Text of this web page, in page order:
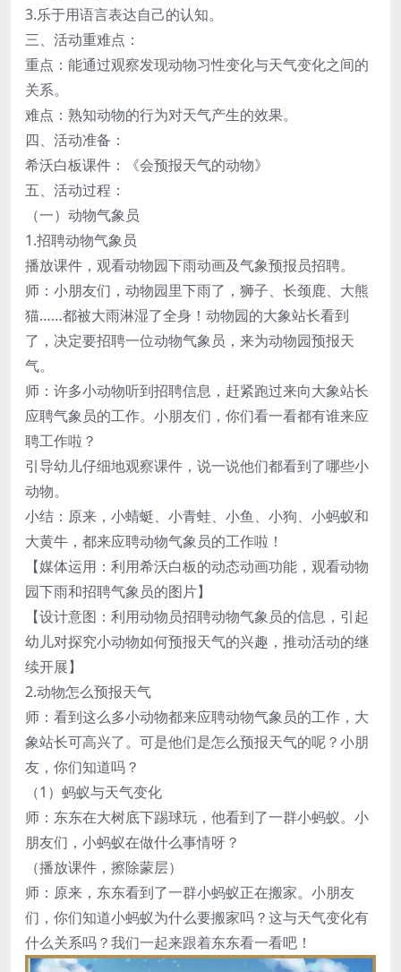
3.乐于用语言表达自己的认知。
三、活动重难点：
重点：能通过观察发现动物习性变化与天气变化之间的
关系。
难点：熟知动物的行为对天气产生的效果。
四、活动准备：
希沃白板课件：《会预报天气的动物》
五、活动过程：
（一）动物气象员
1.招聘动物气象员
播放课件，观看动物园下雨动画及气象预报员招聘。
师：小朋友们，动物园里下雨了，狮子、长颈鹿、大熊
猫……都被大雨淋湿了全身！动物园的大象站长看到
了，决定要招聘一位动物气象员，来为动物园预报天
气。
师：许多小动物听到招聘信息，赶紧跑过来向大象站长
应聘气象员的工作。小朋友们，你们看一看都有谁来应
聘工作啦？
引导幼儿仔细地观察课件，说一说他们都看到了哪些小
动物。
小结：原来，小蜻蜓、小青蛙、小鱼、小狗、小蚂蚁和
大黄牛，都来应聘动物气象员的工作啦！
【媒体运用：利用希沃白板的动态动画功能，观看动物
园下雨和招聘气象员的图片】
【设计意图：利用动物员招聘动物气象员的信息，引起
幼儿对探究小动物如何预报天气的兴趣，推动活动的继
续开展】
2.动物怎么预报天气
师：看到这么多小动物都来应聘动物气象员的工作，大
象站长可高兴了。可是他们是怎么预报天气的呢？小朋
友，你们知道吗？
（1）蚂蚁与天气变化
师：东东在大树底下踢球玩，他看到了一群小蚂蚁。小
朋友们，小蚂蚁在做什么事情呀？
（播放课件，擦除蒙层）
师：原来，东东看到了一群小蚂蚁正在搬家。小朋友
们，你们知道小蚂蚁为什么要搬家吗？这与天气变化有
什么关系吗？我们一起来跟着东东看一看吧！